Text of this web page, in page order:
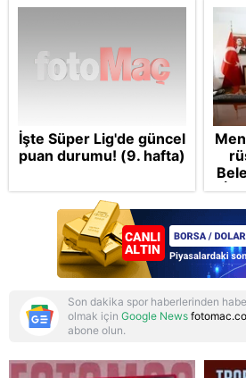
İşte Süper Lig'de güncel
puan durumu! (9. hafta)
Son dakika spor haberlerinden
olmak için Google News
abone olun.